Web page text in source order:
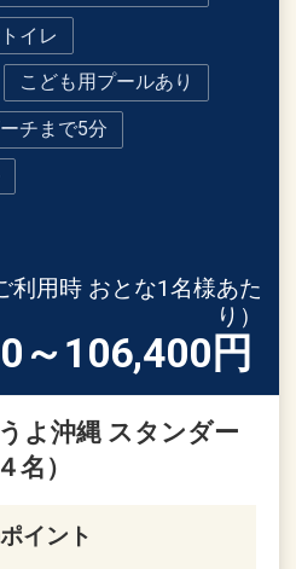
イレ
こども用プールあり
チまで5分
利用時 おとな1名様あた
り）
～106,400 円
よ沖縄 スタンダー
名）
イント